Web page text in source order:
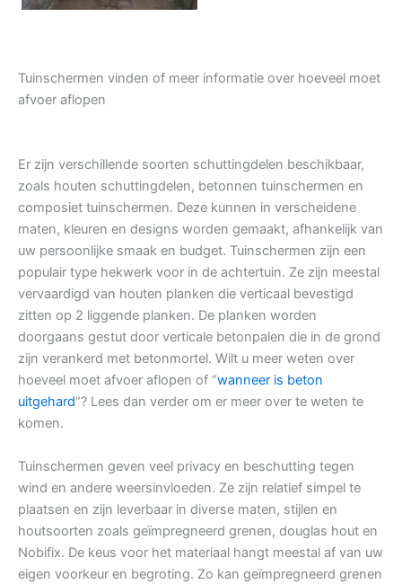
Tuinschermen vinden of meer informatie over hoeveel moet
afvoer aflopen
Er zijn verschillende soorten schuttingdelen beschikbaar,
zoals houten schuttingdelen, betonnen tuinschermen en
composiet tuinschermen. Deze kunnen in verscheidene
maten, kleuren en designs worden gemaakt, afhankelijk van
uw persoonlijke smaak en budget. Tuinschermen zijn een
populair type hekwerk voor in de achtertuin. Ze zijn meestal
vervaardigd van houten planken die verticaal bevestigd
zitten op 2 liggende planken. De planken worden
doorgaans gestut door verticale betonpalen die in de grond
zijn verankerd met betonmortel. Wilt u meer weten over
hoeveel moet afvoer aflopen of “wanneer is beton
uitgehard“? Lees dan verder om er meer over te weten te
komen.
Tuinschermen geven veel privacy en beschutting tegen
wind en andere weersinvloeden. Ze zijn relatief simpel te
plaatsen en zijn leverbaar in diverse maten, stijlen en
houtsoorten zoals geïmpregneerd grenen, douglas hout en
Nobifix. De keus voor het materiaal hangt meestal af van uw
eigen voorkeur en begroting. Zo kan geïmpregneerd grenen